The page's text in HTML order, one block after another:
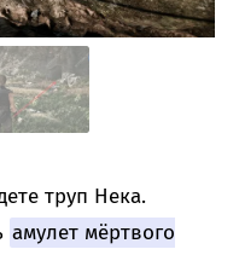
труп Нека.
амулет мёртвого